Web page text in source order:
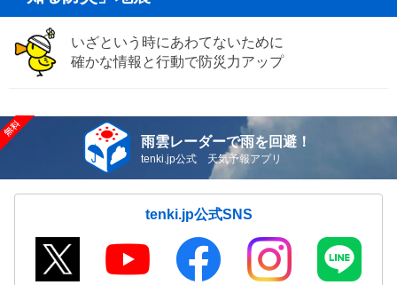
いざという時にあわてないために
確かな情報と行動で防災力アップ
雨雲レーダーで雨を回避！
tenki.jp公式 天気予報アプリ
tenki.jp公式SNS